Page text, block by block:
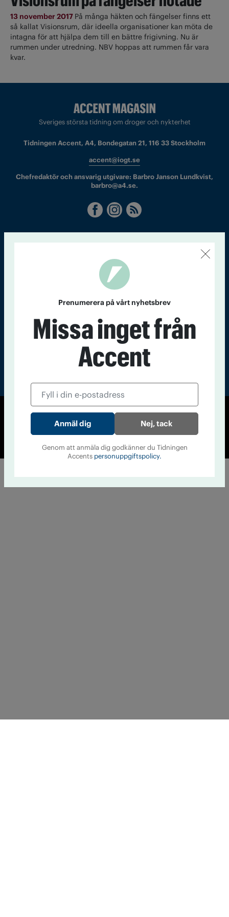
13 november 2017 På många häkten och fängelser finns ett
så kallat Visionsrum, där ideella organisationer kan möta de
intagna för att hjälpa dem till en bättre frigivning. Nu är
rummen under utredning. NBV hoppas att rummen får vara
kvar.
Sveriges största tidning om droger och nykterhet
Tidningen Accent, A4, Bondegatan 21, 116 33 Stockholm
accent@iogt.se
Chefredaktör och ansvarig utgivare: Barbro Janson Lundkvist,
barbro@a4.se.
Accent
© Tidningen Accent 2026
Cookiepolicy
Personuppgiftspolicy
Prenumerera på vårt nyhetsbrev
Missa inget från
Accent
Nej, tack
Genom att anmäla dig godkänner du Tidningen
Accents personuppgiftspolicy.